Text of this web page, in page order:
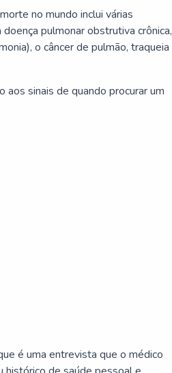
no mundo inclui várias
pulmonar obstrutiva crônica,
o câncer de pulmão, traqueia
sinais de quando procurar um
é uma entrevista que o médico